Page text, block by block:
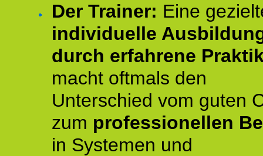
Der Trainer: Eine
individuelle
durch erfahrene
macht oftmals den
Unterschied vom guten
zum professionellen
in Systemen und